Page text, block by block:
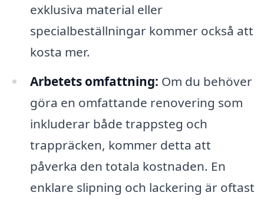
exklusiva material eller
specialbeställningar kommer också att
kosta mer.
Arbetets omfattning: Om du behöver
göra en omfattande renovering som
inkluderar både trappsteg och
trappräcken, kommer detta att
påverka den totala kostnaden. En
enklare slipning och lackering är oftast